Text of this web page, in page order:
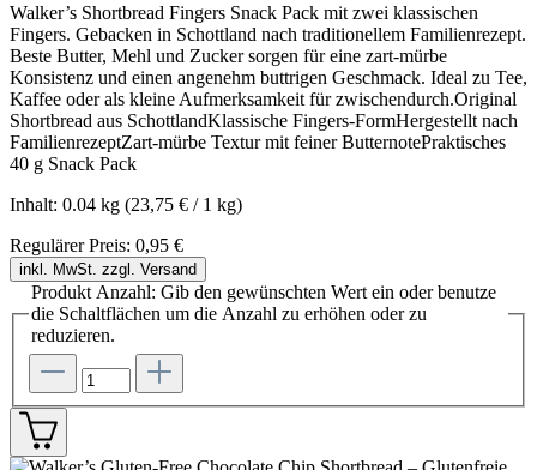
Walker’s Shortbread Fingers Snack Pack mit zwei klassischen
Fingers. Gebacken in Schottland nach traditionellem Familienrezept.
Beste Butter, Mehl und Zucker sorgen für eine zart-mürbe
Konsistenz und einen angenehm buttrigen Geschmack. Ideal zu Tee,
Kaffee oder als kleine Aufmerksamkeit für zwischendurch.Original
Shortbread aus SchottlandKlassische Fingers-FormHergestellt nach
FamilienrezeptZart-mürbe Textur mit feiner ButternotePraktisches
40 g Snack Pack
Inhalt: 0.04 kg (23,75 € / 1 kg)
Regulärer Preis: 0,95 €
inkl. MwSt. zzgl. Versand
Produkt Anzahl: Gib den gewünschten Wert ein oder benutze
die Schaltflächen um die Anzahl zu erhöhen oder zu
reduzieren.